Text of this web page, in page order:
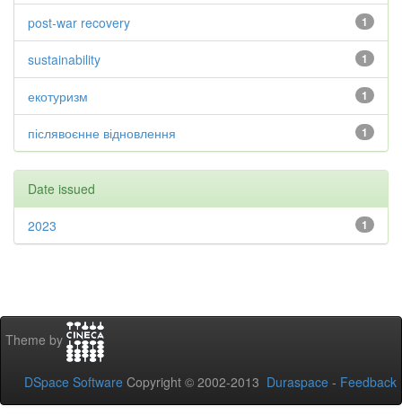
1
post-war recovery
1
sustainability
1
екотуризм
1
післявоєнне відновлення
Date issued
1
2023
Theme by
DSpace Software Copyright © 2002-2013 Duraspace - Feedback